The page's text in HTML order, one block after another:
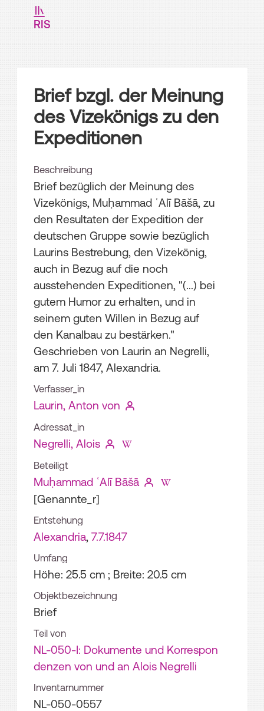
RIS
Brief bzgl. der Meinung
des Vizekönigs zu den
Expeditionen
Beschreibung
Brief bezüglich der Meinung des
Vizekönigs, Muḥammad ʿAlī Bāšā, zu
den Resultaten der Expedition der
deutschen Gruppe sowie bezüglich
Laurins Bestrebung, den Vizekönig,
auch in Bezug auf die noch
ausstehenden Expeditionen, "(...) bei
gutem Humor zu erhalten, und in
seinem guten Willen in Bezug auf
den Kanalbau zu bestärken."
Geschrieben von Laurin an Negrelli,
am 7. Juli 1847, Alexandria.
Verfasser_in
Laurin, Anton von
Adressat_in
Negrelli, Alois
Beteiligt
Muḥammad ʿAlī Bāšā
[Genannte_r]
Entstehung
Alexandria, 7.7.1847
Umfang
Höhe: 25.5 cm ; Breite: 20.5 cm
Objektbezeichnung
Brief
Teil von
NL-050-I: Dokumente und Korrespon
denzen von und an Alois Negrelli
Inventarnummer
NL-050-0557